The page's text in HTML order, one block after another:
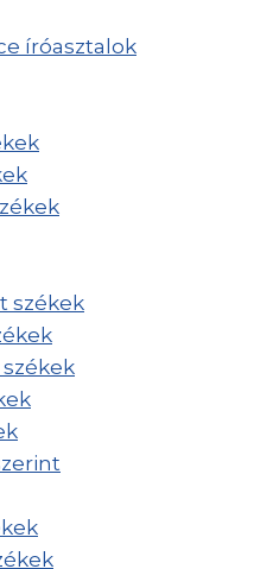
íróasztalok
székek